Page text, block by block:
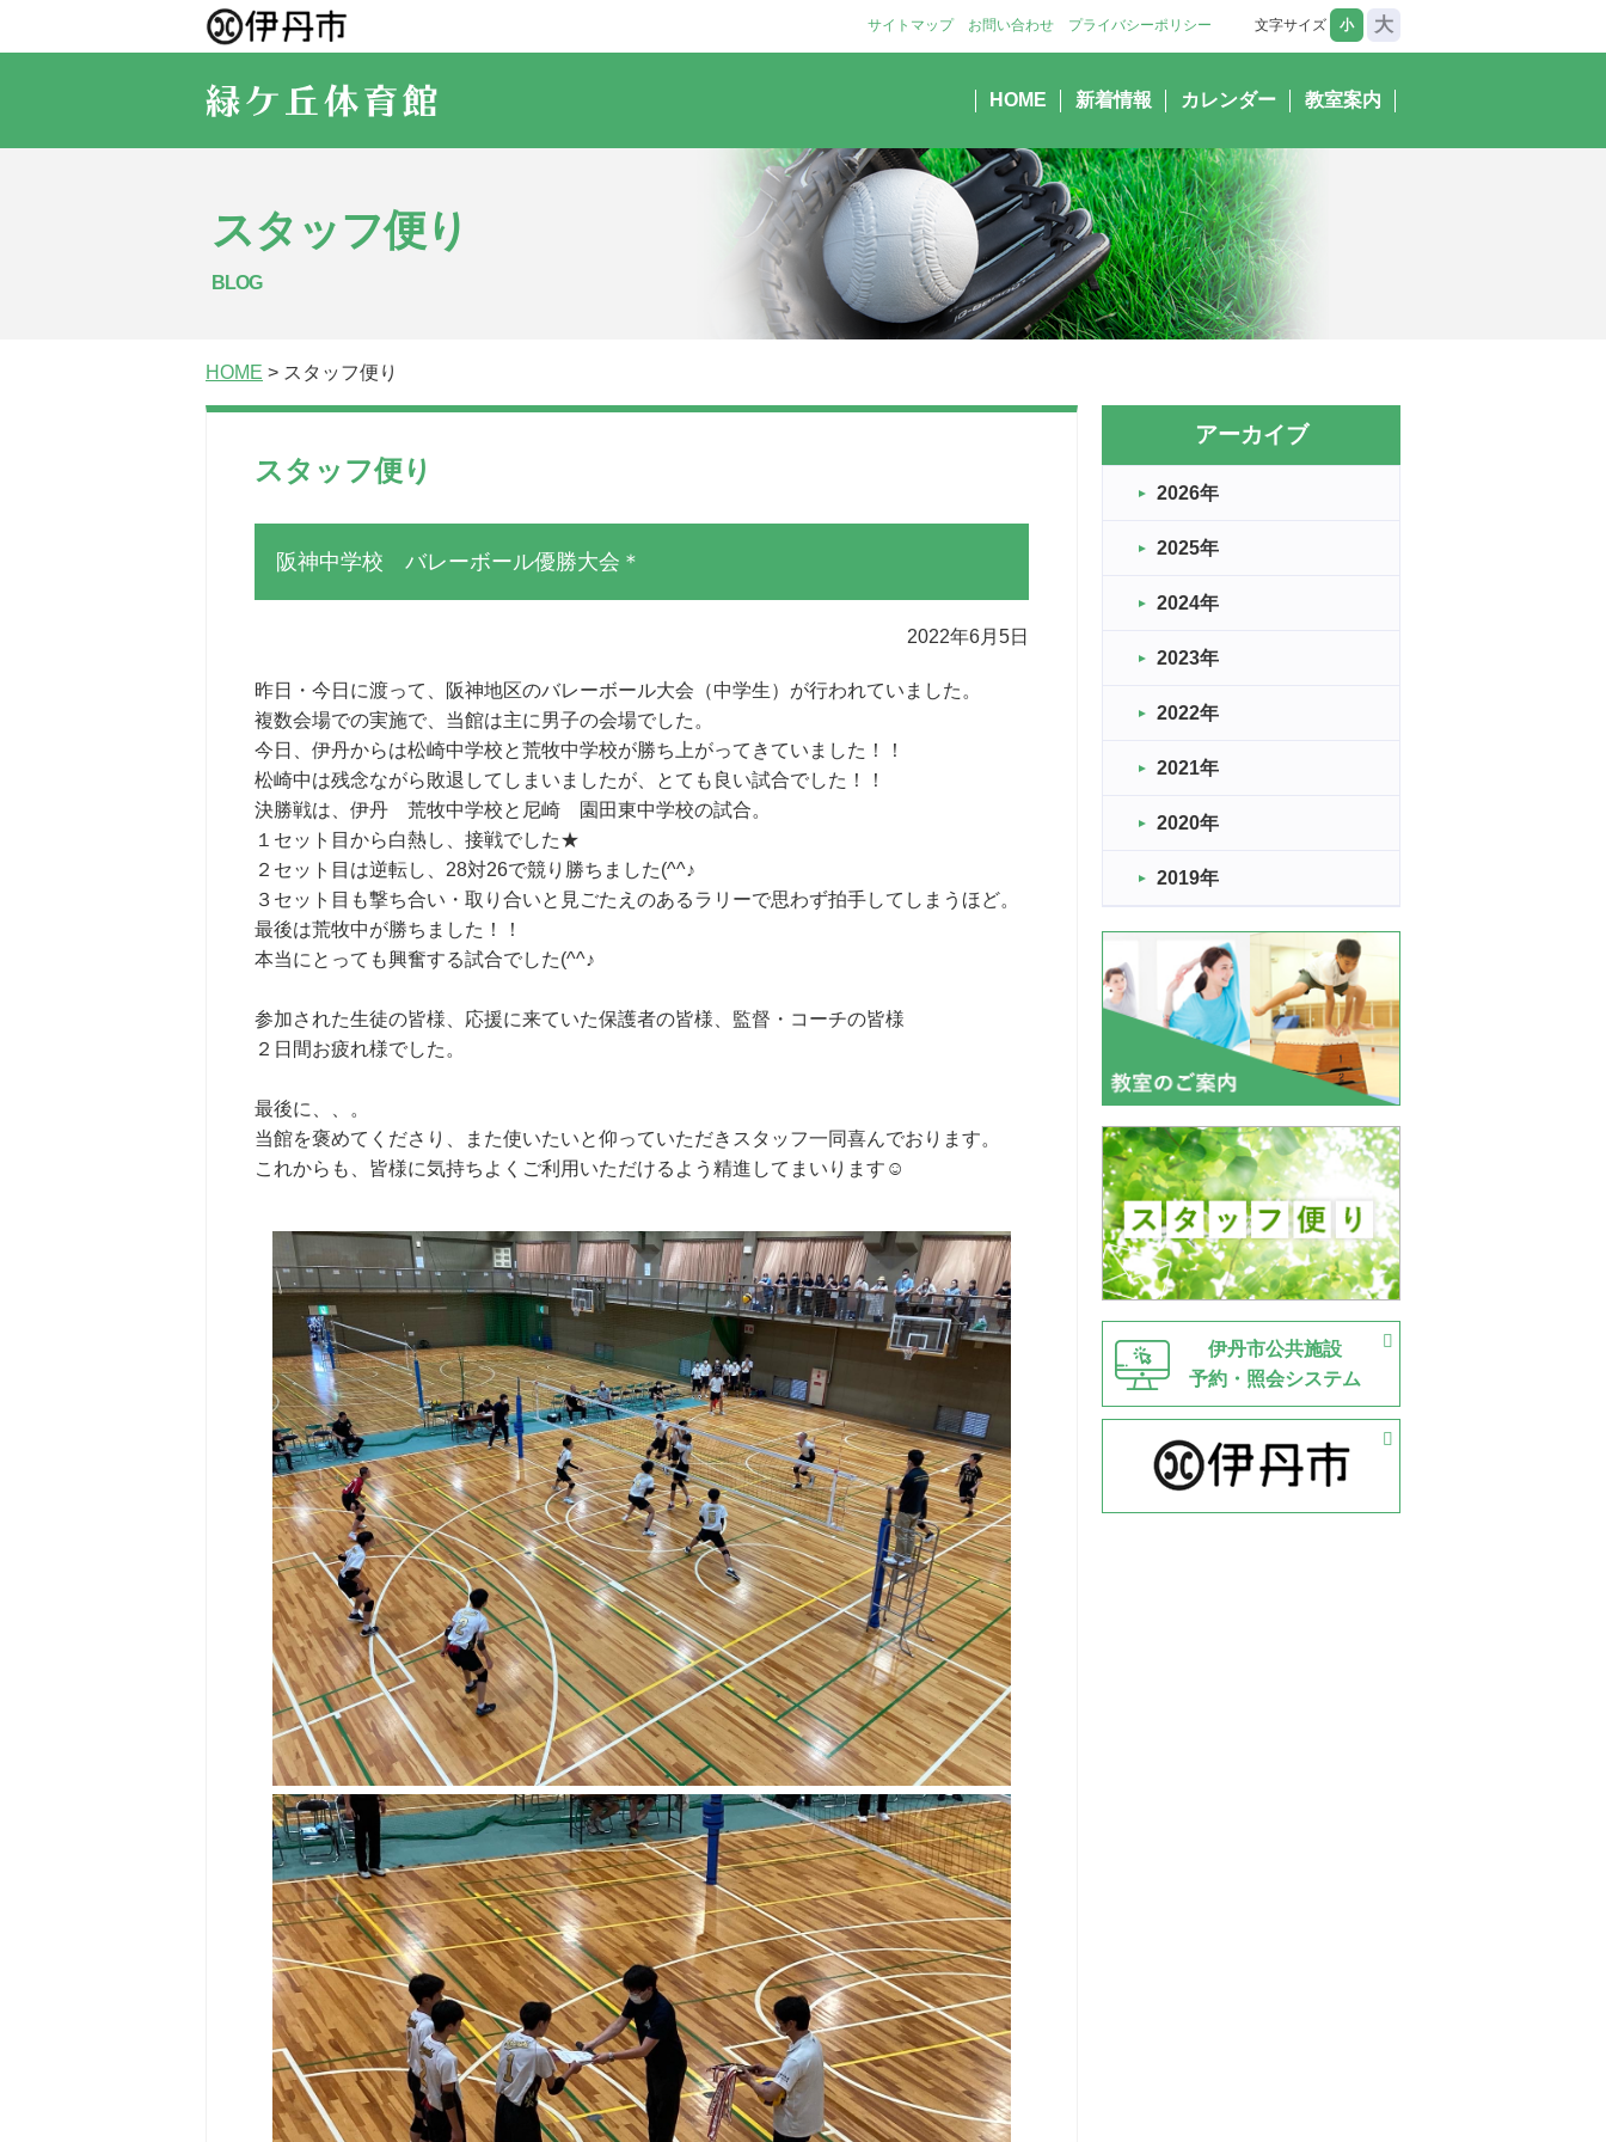
サイトマップ お問い合わせ プライバシーポリシー
HOME 新着情報 カレンダー 教室案内
文字サイズ 小 大
スタッフ便り
BLOG
HOME > スタッフ便り
スタッフ便り
阪神中学校 バレーボール優勝大会＊
2022年6月5日
昨日・今日に渡って、阪神地区のバレーボール大会（中学生）が行われていました。
複数会場での実施で、当館は主に男子の会場でした。
今日、伊丹からは松崎中学校と荒牧中学校が勝ち上がってきていました！！
松崎中は残念ながら敗退してしまいましたが、とても良い試合でした！！
決勝戦は、伊丹 荒牧中学校と尼崎 園田東中学校の試合。
１セット目から白熱し、接戦でした★
２セット目は逆転し、28対26で競り勝ちました(^^♪
３セット目も撃ち合い・取り合いと見ごたえのあるラリーで思わず拍手してしまうほど。
最後は荒牧中が勝ちました！！
本当にとっても興奮する試合でした(^^♪
参加された生徒の皆様、応援に来ていた保護者の皆様、監督・コーチの皆様
２日間お疲れ様でした。
最後に、、。
当館を褒めてくださり、また使いたいと仰っていただきスタッフ一同喜んでおります。
これからも、皆様に気持ちよくご利用いただけるよう精進してまいります☺
アーカイブ
2026年
2025年
2024年
2023年
2022年
2021年
2020年
2019年
伊丹市公共施設
予約・照会システム